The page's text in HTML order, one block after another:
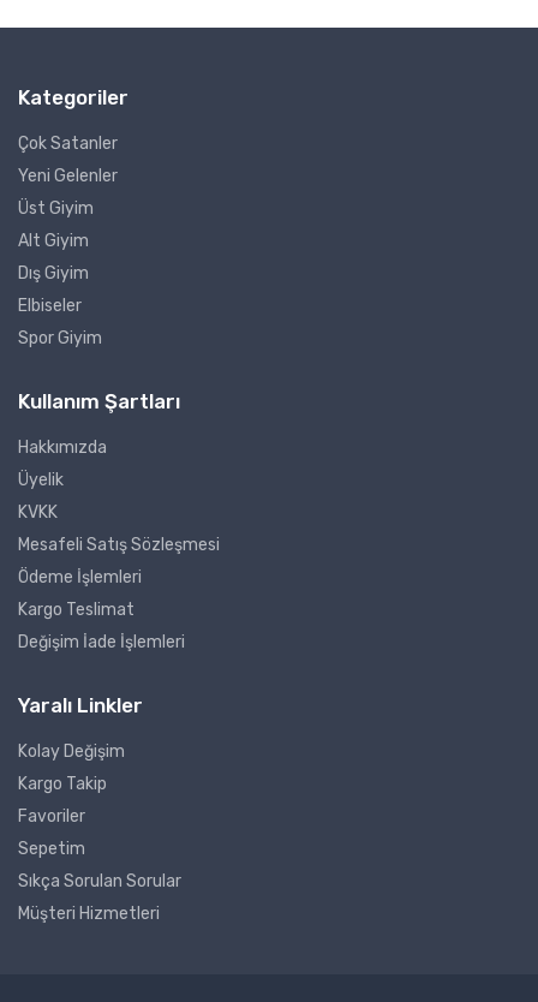
Kategoriler
Çok Satanler
Yeni Gelenler
Üst Giyim
Alt Giyim
Dış Giyim
Elbiseler
Spor Giyim
Kullanım Şartları
Hakkımızda
Üyelik
KVKK
Mesafeli Satış Sözleşmesi
Ödeme İşlemleri
Kargo Teslimat
Değişim İade İşlemleri
Yaralı Linkler
Kolay Değişim
Kargo Takip
Favoriler
Sepetim
Sıkça Sorulan Sorular
Müşteri Hizmetleri